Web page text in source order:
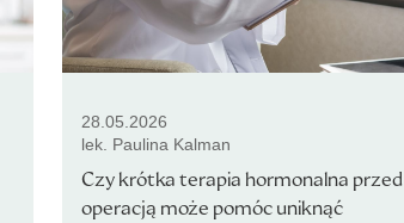
28.05.2026
lek. Paulina Kalman
Czy krótka terapia hormonalna przed
operacją może pomóc uniknąć